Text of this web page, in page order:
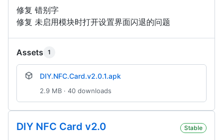
修复 错别字
修复 未启用模块时打开设置界面闪退的问题
Assets 1
DIY.NFC.Card.v2.0.1.apk
2.9 MB · 40 downloads
DIY NFC Card v2.0 Stable